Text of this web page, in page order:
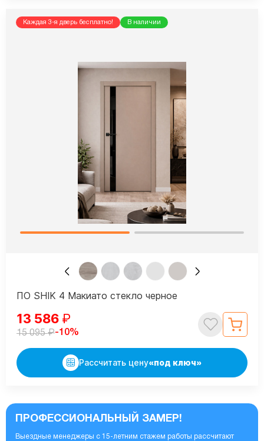
Каждая 3-я дверь бесплатно! В наличии
ПО SHIK 4 Макиато стекло черное
13 586 ₽
15 095₽-10%
Рассчитать цену«под ключ»
ПРОФЕССИОНАЛЬНЫЙ ЗАМЕР!
Выездные менеджеры с 15-летним стажем работы рассчитают